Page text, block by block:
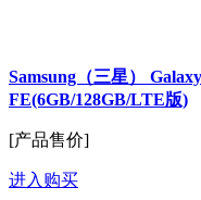
Samsung（三星）
FE(6GB/128GB/LTE版)
[产品售价]
进入购买